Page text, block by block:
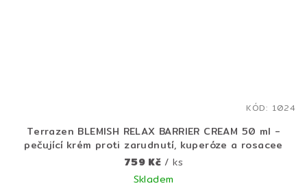
Terrazen BLEMISH RELAX BARRIER CREAM 50 ml -
pečující krém proti zarudnutí, kuperóze a rosacee
759 Kč / ks
Skladem
KÓD: 1024